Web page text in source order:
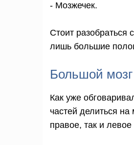
- Мозжечек.
Стоит разобраться
лишь большие
Большой мозг
Как уже
частей делиться
правое, так и